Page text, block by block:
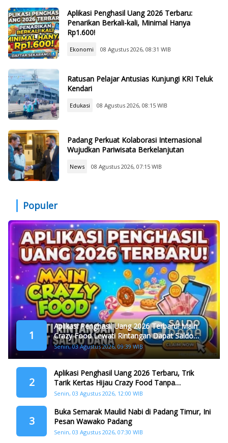
Aplikasi Penghasil Uang 2026 Terbaru:
Penarikan Berkali-kali, Minimal Hanya
Rp1.600!
Ekonomi 08 Agustus 2026, 08:31 WIB
Ratusan Pelajar Antusias Kunjungi KRI Teluk
Kendari
Edukasi 08 Agustus 2026, 08:15 WIB
Padang Perkuat Kolaborasi Internasional
Wujudkan Pariwisata Berkelanjutan
News 08 Agustus 2026, 07:15 WIB
Populer
1
Aplikasi Penghasil Uang 2026 Terbaru! Main
Crazy Food Lewati Rintangan Dapat Saldo
Dana
Senin, 03 Agustus 2026, 09:39 WIB
2
Aplikasi Penghasil Uang 2026 Terbaru, Trik
Tarik Kertas Hijau Crazy Food Tanpa
Penggandaan
Senin, 03 Agustus 2026, 12:00 WIB
3
Buka Semarak Maulid Nabi di Padang Timur, Ini
Pesan Wawako Padang
Senin, 03 Agustus 2026, 07:30 WIB